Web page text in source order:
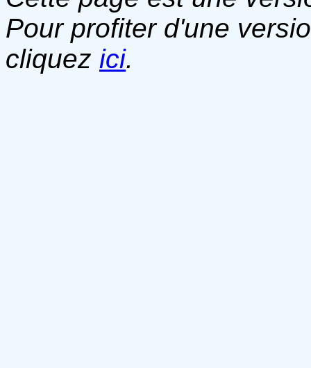
Pour profiter d'une
cliquez ici.